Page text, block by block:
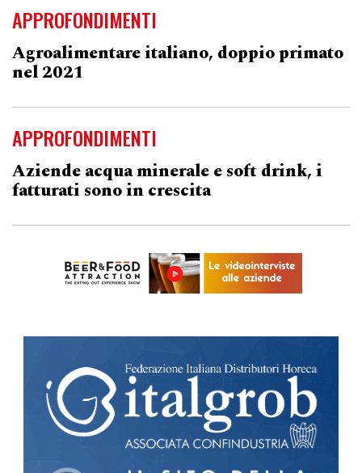
APPROFONDIMENTI
Agroalimentare italiano, doppio primato
nel 2021
APPROFONDIMENTI
Aziende acqua minerale e soft drink, i
fatturati sono in crescita